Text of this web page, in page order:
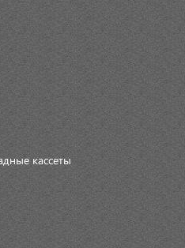
кассеты